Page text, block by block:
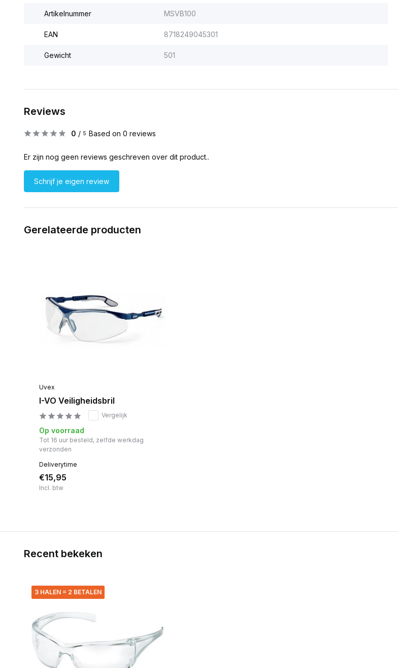
Artikelnummer MSVB100
EAN 8718249045301
Gewicht 501
Reviews
0 / 5 Based on 0 reviews
Er zijn nog geen reviews geschreven over dit product..
Schrijf je eigen review
Gerelateerde producten
Uvex
I-VO Veiligheidsbril
Vergelijk
Op voorraad
Tot 16 uur besteld, zelfde werkdag
verzonden
Deliverytime
€15,95
Incl. btw
Recent bekeken
3 HALEN = 2 BETALEN